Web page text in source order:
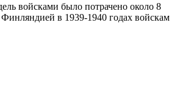
войсками было потрачено около 8
в 1939-1940 годах войскам